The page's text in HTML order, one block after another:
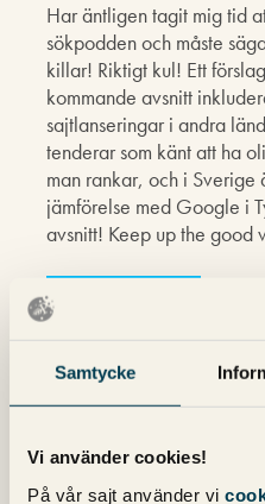
Samtycke
Vi använder cookies!
På vår sajt använder vi
Har äntligen tagit mig tid
sökpodden och måste
killar! Riktigt kul! Ett
kommande avsnitt
sajtlanseringar i andra
tenderar som känt att ha
man rankar, och i Sverige
jämförelse med Google i
avsnitt! Keep up the good
Kommentarsfältet är stängt.
Nyhetsbrev
Prenumerera på vårt